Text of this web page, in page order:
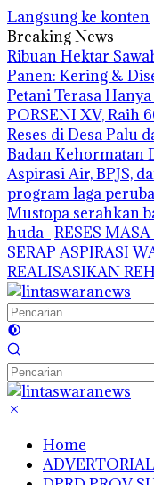
Langsung ke konten
Breaking News
Ribuan Hektar
Panen: Kering &
Petani Terasa
PORSENI XV, Raih
Reses di Desa Palu
Badan Kehormatan
Aspirasi Air, BPJS,
program laga
Mustopa serahkan
huda RESES
SERAP ASPIRASI
REALISASIKAN
Home
ADVERTORIAL